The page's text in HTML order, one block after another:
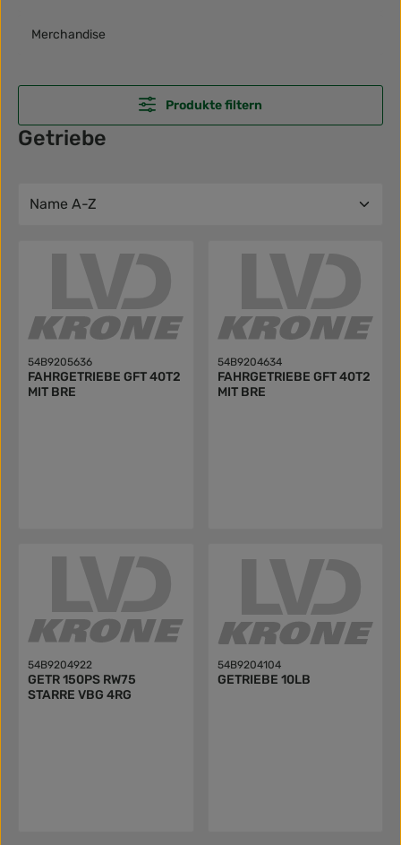
Merchandise
Produkte filtern
Getriebe
54B9205636
FAHRGETRIEBE GFT 40T2
MIT BRE
54B9204634
FAHRGETRIEBE GFT 40T2
MIT BRE
54B9204922
GETR 150PS RW75
STARRE VBG 4RG
54B9204104
GETRIEBE 10LB